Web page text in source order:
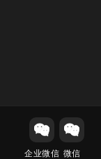
企业微信 微信